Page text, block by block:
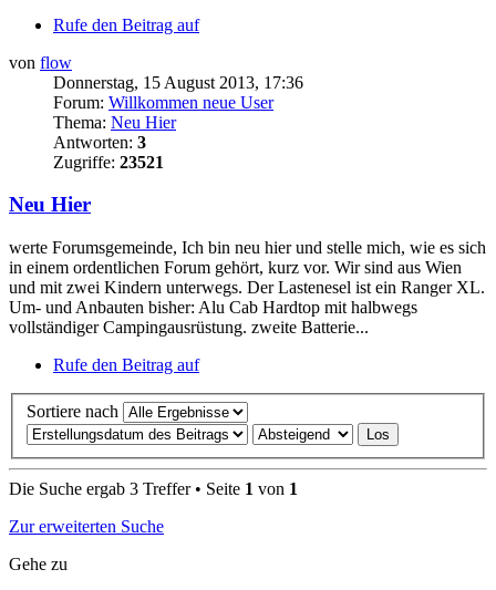
Rufe den Beitrag auf
von flow
Donnerstag, 15 August 2013, 17:36
Forum: Willkommen neue User
Thema: Neu Hier
Antworten: 3
Zugriffe: 23521
Neu Hier
werte Forumsgemeinde, Ich bin neu hier und stelle mich, wie es sich
in einem ordentlichen Forum gehört, kurz vor. Wir sind aus Wien
und mit zwei Kindern unterwegs. Der Lastenesel ist ein Ranger XL.
Um- und Anbauten bisher: Alu Cab Hardtop mit halbwegs
vollständiger Campingausrüstung. zweite Batterie...
Rufe den Beitrag auf
Sortiere nach
Die Suche ergab 3 Treffer • Seite 1 von 1
Zur erweiterten Suche
Gehe zu